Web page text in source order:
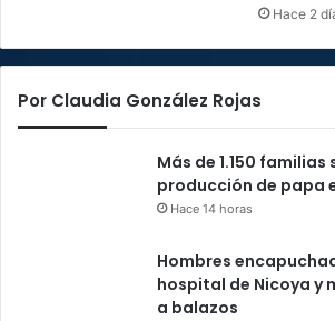
Hace 2
Por Claudia González Rojas
Más de 1.150
producción de papa
Hace 14 horas
Hombres
hospital de Nicoya y
a balazos